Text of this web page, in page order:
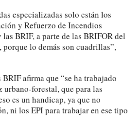
especializadas solo están los
y Refuerzo de Incendios
BRIF, a parte de las BRIFOR del
lo demás son cuadrillas”,
afirma que “se ha trabajado
forestal, que para las
es un handicap, ya que no
ni los EPI para trabajar en ese tipo